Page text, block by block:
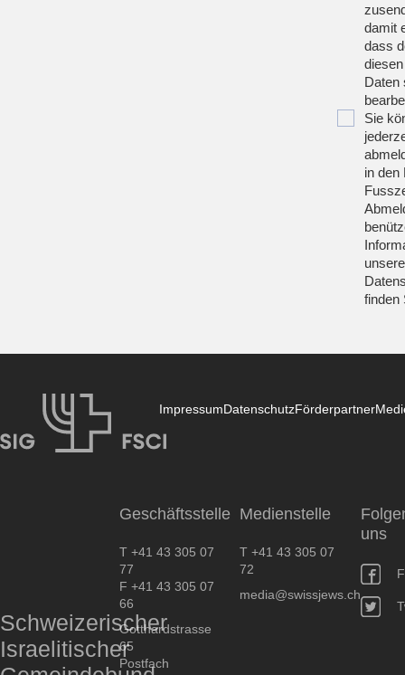
damit
dass
Daten
Sie
in den
finden
ImpressumDatenschutzFörderpartner
Schweizerischer
Israelitischer
Geschäftsstelle
T +41 43 305 07
77
F +41 43 305 07
66
Gotthardstrasse
65
Postfach
Medienstelle
T +41 43 305 07
72
media@swissjews.ch
uns